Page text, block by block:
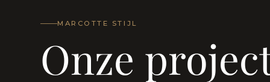
MARCOTTE STIJL
Onze